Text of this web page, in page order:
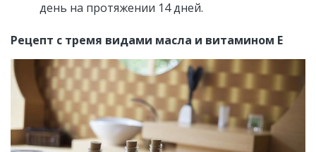
день на протяжении 14 дней.
Рецепт с тремя видами масла и витамином Е